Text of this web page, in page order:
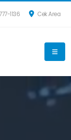
1136 Cek Area